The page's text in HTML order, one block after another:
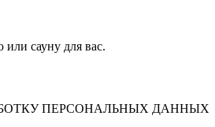
или сауну для вас.
ПЕРСОНАЛЬНЫХ ДАННЫХ